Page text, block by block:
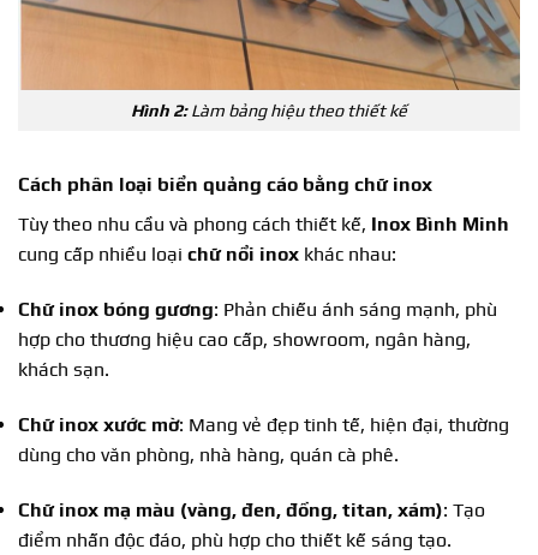
Hình 2:Làm bảng hiệu theo thiết kế
Cách phân loại biển quảng cáo bằng chữ inox
Tùy theo nhu cầu và phong cách thiết kế, Inox Bình Minh
cung cấp nhiều loại chữ nổi inox khác nhau:
Chữ inox bóng gương: Phản chiếu ánh sáng mạnh, phù
hợp cho thương hiệu cao cấp, showroom, ngân hàng,
khách sạn.
Chữ inox xước mờ: Mang vẻ đẹp tinh tế, hiện đại, thường
dùng cho văn phòng, nhà hàng, quán cà phê.
Chữ inox mạ màu (vàng, đen, đồng, titan, xám): Tạo
điểm nhấn độc đáo, phù hợp cho thiết kế sáng tạo.